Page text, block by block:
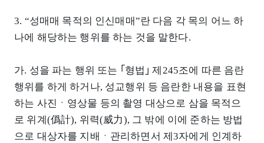
3. “성매매 목적의 인신매매”란 다음 각 목의 어느 하
나에 해당하는 행위를 하는 것을 말한다.
가. 성을 파는 행위 또는 ｢형법｣ 제245조에 따른 음란
행위를 하게 하거나, 성교행위 등 음란한 내용을 표현
하는 사진ㆍ영상물 등의 촬영 대상으로 삼을 목적으
로 위계(僞計), 위력(威力), 그 밖에 이에 준하는 방법
으로 대상자를 지배ㆍ관리하면서 제3자에게 인계하